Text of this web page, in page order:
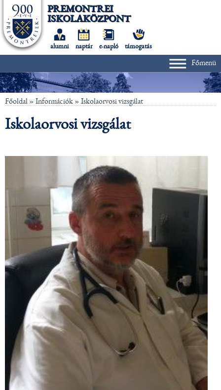
PREMONTREI
ISKOLAKÖZPONT
alumni naptár e-napló támogatás
Főmenü
Főoldal » Információk » Iskolaorvosi vizsgálat
Iskolaorvosi vizsgálat